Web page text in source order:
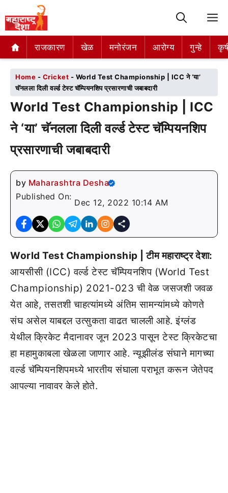
राजकारण खेळ मनोरंजन आरोग्य गुन्हे
राजकारण खेळ मनोरंजन आरोग्य गुन्हे
Home - Cricket - World Test Championship | ICC ने ‘या’
चॅनलला दिली वर्ल्ड टेस्ट चॅम्पियनशिप प्रसारणाची जबाबदारी
World Test Championship | ICC
ने ‘या’ चॅनलला दिली वर्ल्ड टेस्ट चॅम्पियनशिप
प्रसारणाची जबाबदारी
by Maharashtra Desha
Published On:
Dec 12, 2022 10:14 AM
World Test Championship | टीम महाराष्ट्र देशा:
आयसीसी (ICC) वर्ल्ड टेस्ट चॅम्पियनशिप (World Test
Championship) 2021-023 ची वेळ जसजशी जवळ
येत आहे, तसतशी चाहत्यांमध्ये अंतिम सामन्यांमध्ये कोणते
संघ असेल याबद्दल उत्सुकता वाढत चालली आहे. इंग्लंड
येथील क्रिकेट मैदानावर जून 2023 पासून टेस्ट क्रिकेटचा
हा महामुकाबला खेळला जाणार आहे. न्यूझीलंड संघाने मागच्या
वर्ल्ड चॅम्पियनशिपमध्ये भारतीय संघाला पराभूत करून जेतेपद
आपल्या नावावर केले होते.